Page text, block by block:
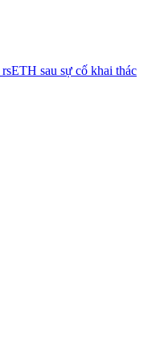
rsETH sau sự cố khai thác